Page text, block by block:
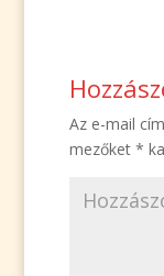
Az e-mail
mezőket *